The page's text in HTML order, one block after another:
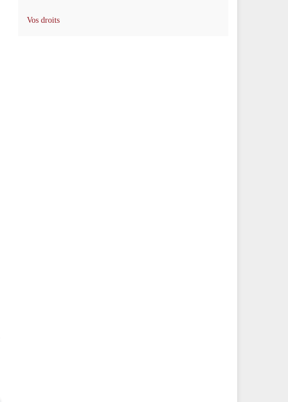
Vos droits